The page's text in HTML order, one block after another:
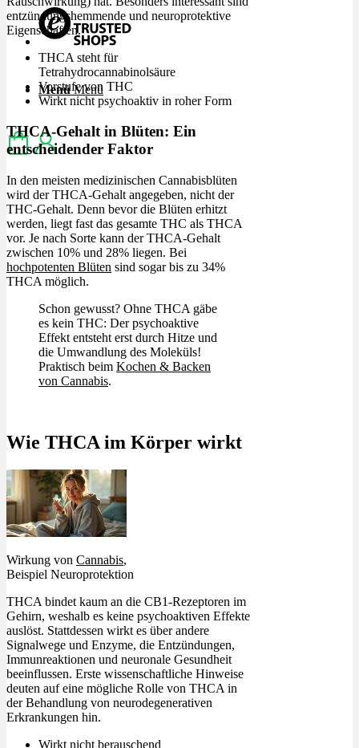
Menü Menü
entzündungshemmende und neuroprotektive
Eigenschaften.
THCA steht für
Tetrahydrocannabinolsäure
Vorstufe von THC
Wirkt nicht psychoaktiv in roher Form
THCA-Gehalt in Blüten: Ein
entscheidender Faktor
In den meisten medizinischen Cannabisblüten
wird der THCA-Gehalt angegeben, nicht der
THC-Gehalt. Denn bevor die Blüten erhitzt
werden, liegt fast das gesamte THC als THCA
vor. Je nach Sorte kann der THCA-Gehalt
zwischen 10% und 28% liegen. Bei
hochpotenten Blüten sind sogar bis zu 34%
THCA möglich.
Schon gewusst? Ohne THCA gäbe
es kein THC: Der psychoaktive
Effekt entsteht erst durch Hitze und
die Umwandlung des Moleküls!
Praktisch beim Kochen & Backen
von Cannabis.
Wie THCA im Körper wirkt
Wirkung von Cannabis,
Beispiel Neuroprotektion
THCA bindet kaum an die CB1-Rezeptoren im
Gehirn, weshalb es keine psychoaktiven Effekte
auslöst. Stattdessen wirkt es über andere
Signalwege und Enzyme, die Entzündungen,
Immunreaktionen und neuronale Gesundheit
beeinflussen. Erste wissenschaftliche Hinweise
deuten auf eine mögliche Rolle von THCA in
der Behandlung von neurodegenerativen
Erkrankungen hin.
Wirkt nicht berauschend